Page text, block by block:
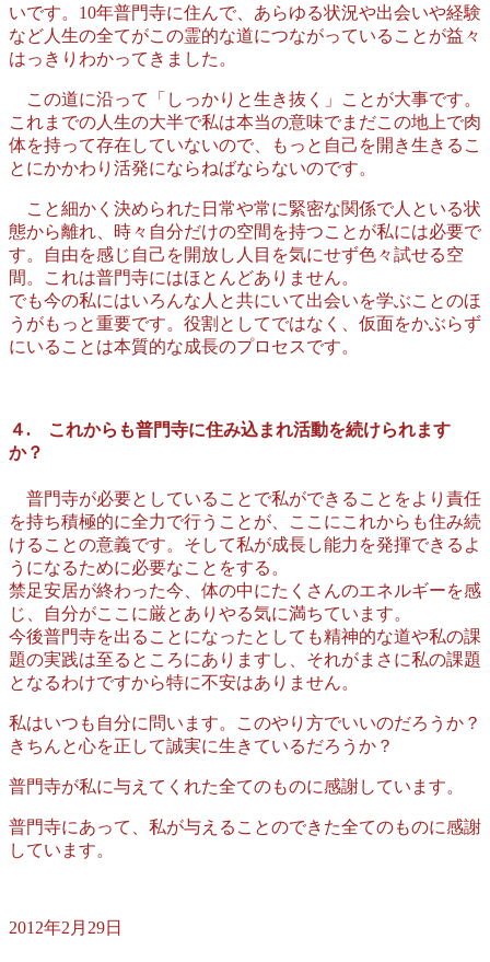
いです。10年普門寺に住んで、あらゆる状況や出会いや経験
など人生の全てがこの霊的な道につながっていることが益々
はっきりわかってきました。
この道に沿って「しっかりと生き抜く」ことが大事です。
これまでの人生の大半で私は本当の意味でまだこの地上で肉
体を持って存在していないので、もっと自己を開き生きるこ
とにかかわり活発にならねばならないのです。
こと細かく決められた日常や常に緊密な関係で人といる状
態から離れ、時々自分だけの空間を持つことが私には必要で
す。自由を感じ自己を開放し人目を気にせず色々試せる空
間。これは普門寺にはほとんどありません。
でも今の私にはいろんな人と共にいて出会いを学ぶことのほ
うがもっと重要です。役割としてではなく、仮面をかぶらず
にいることは本質的な成長のプロセスです。
４. これからも普門寺に住み込まれ活動を続けられます
か？
普門寺が必要としていることで私ができることをより責任
を持ち積極的に全力で行うことが、ここにこれからも住み続
けることの意義です。そして私が成長し能力を発揮できるよ
うになるために必要なことをする。
禁足安居が終わった今、体の中にたくさんのエネルギーを感
じ、自分がここに厳とありやる気に満ちています。
今後普門寺を出ることになったとしても精神的な道や私の課
題の実践は至るところにありますし、それがまさに私の課題
となるわけですから特に不安はありません。
私はいつも自分に問います。このやり方でいいのだろうか？
きちんと心を正して誠実に生きているだろうか？
普門寺が私に与えてくれた全てのものに感謝しています。
普門寺にあって、私が与えることのできた全てのものに感謝
しています。
2012年2月29日